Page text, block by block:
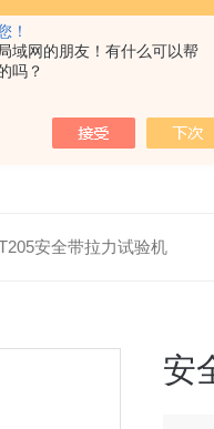
！
域网的朋友！有什么可以帮
吗？
安全带拉力试验机
安